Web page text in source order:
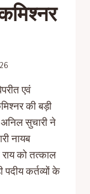
एवं
की बड़ी
अनिल सुचारी ने
नायब
राय को तत्काल
पदीय कर्तव्यों के